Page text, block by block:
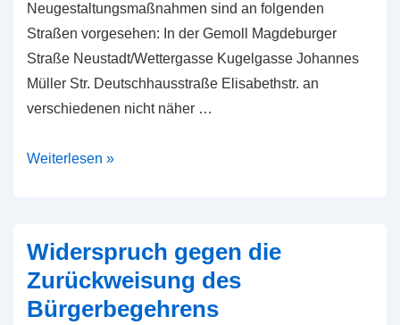
Neugestaltungsmaßnahmen sind an folgenden
Straßen vorgesehen: In der Gemoll Magdeburger
Straße Neustadt/Wettergasse Kugelgasse Johannes
Müller Str. Deutschhausstraße Elisabethstr. an
verschiedenen nicht näher …
Investitionsprogramm
Weiterlesen »
Widerspruch gegen die
Zurückweisung des
Bürgerbegehrens